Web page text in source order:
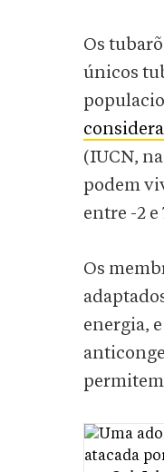
Os
únicos
(IUCN,
podem
entre -2 e
Os
energia,